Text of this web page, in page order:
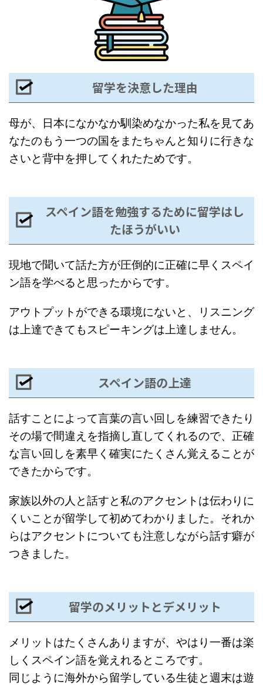
留学を決意した理由
母が、日本になかなか馴染めなかった私を見てあ
なたのもう一つの国をまたちゃんと知りに行きな
さいと背中を押してくれたためです。
スペイン語を勉強するために留学はし
たほうがいい
現地で聞いて話た方が圧倒的に正確に早くスペイ
ン語を学べると思ったからです。
アウトプットができる環境にないと、リスニング
は上達できてもスピーキングは上達しません。
スペイン語の上達
話すことによって言葉の言い回しを練習できたり
その場で間違えを指摘し直してくれるので、正確
な言い回しを素早く確実にたくさん覚えることが
できたからです。
家族以外の人と話すと私のアクセントは伝わりに
くいことが留学して初めてわかりました。それか
らはアクセントについても注意しながら話す癖が
つきました。
留学のメリットとデメリット
メリットはたくさんありますが、やはり一番は楽
しくスペイン語を覚えれるところです。
同じように海外から留学している生徒と週末は遊